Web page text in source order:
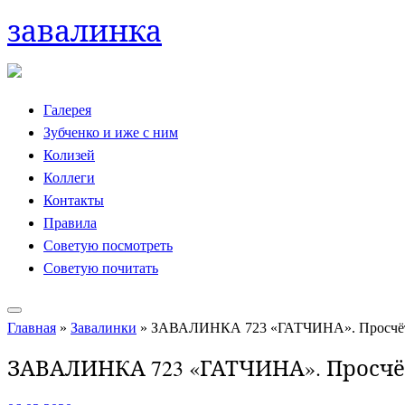
Skip
content
завалинка
Галерея
Зубченко и иже с ним
Колизей
Коллеги
Контакты
Правила
Советую посмотреть
Советую почитать
Главная » Завалинки » ЗАВАЛИНКА 723 «ГАТЧИНА». Просчёт
ЗАВАЛИНКА 723 «ГАТЧИНА».